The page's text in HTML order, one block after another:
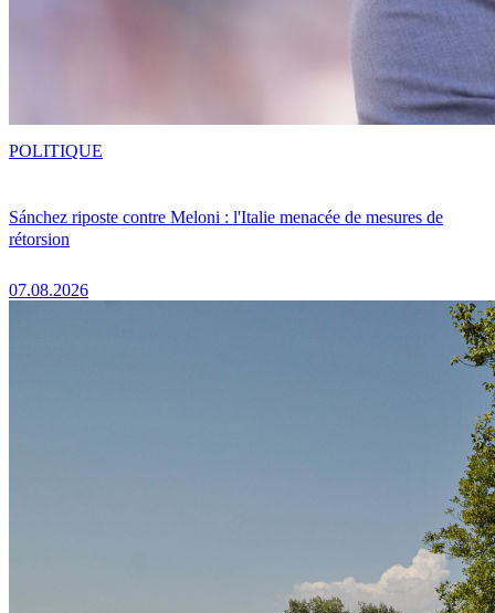
Sánchez riposte contre Meloni : l'Italie menacée de mesures de
rétorsion
07.08.2026
POLITIQUE